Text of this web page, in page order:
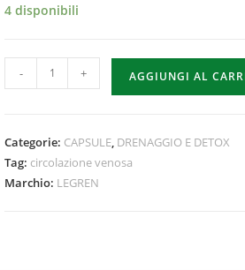
4 disponibili
- + AGGIUNGI AL
Categorie: CAPSULE, DRENAGGIO E DETOX
Tag: circolazione venosa
Marchio: LEGREN